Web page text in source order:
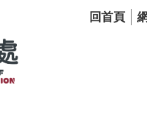
回首頁